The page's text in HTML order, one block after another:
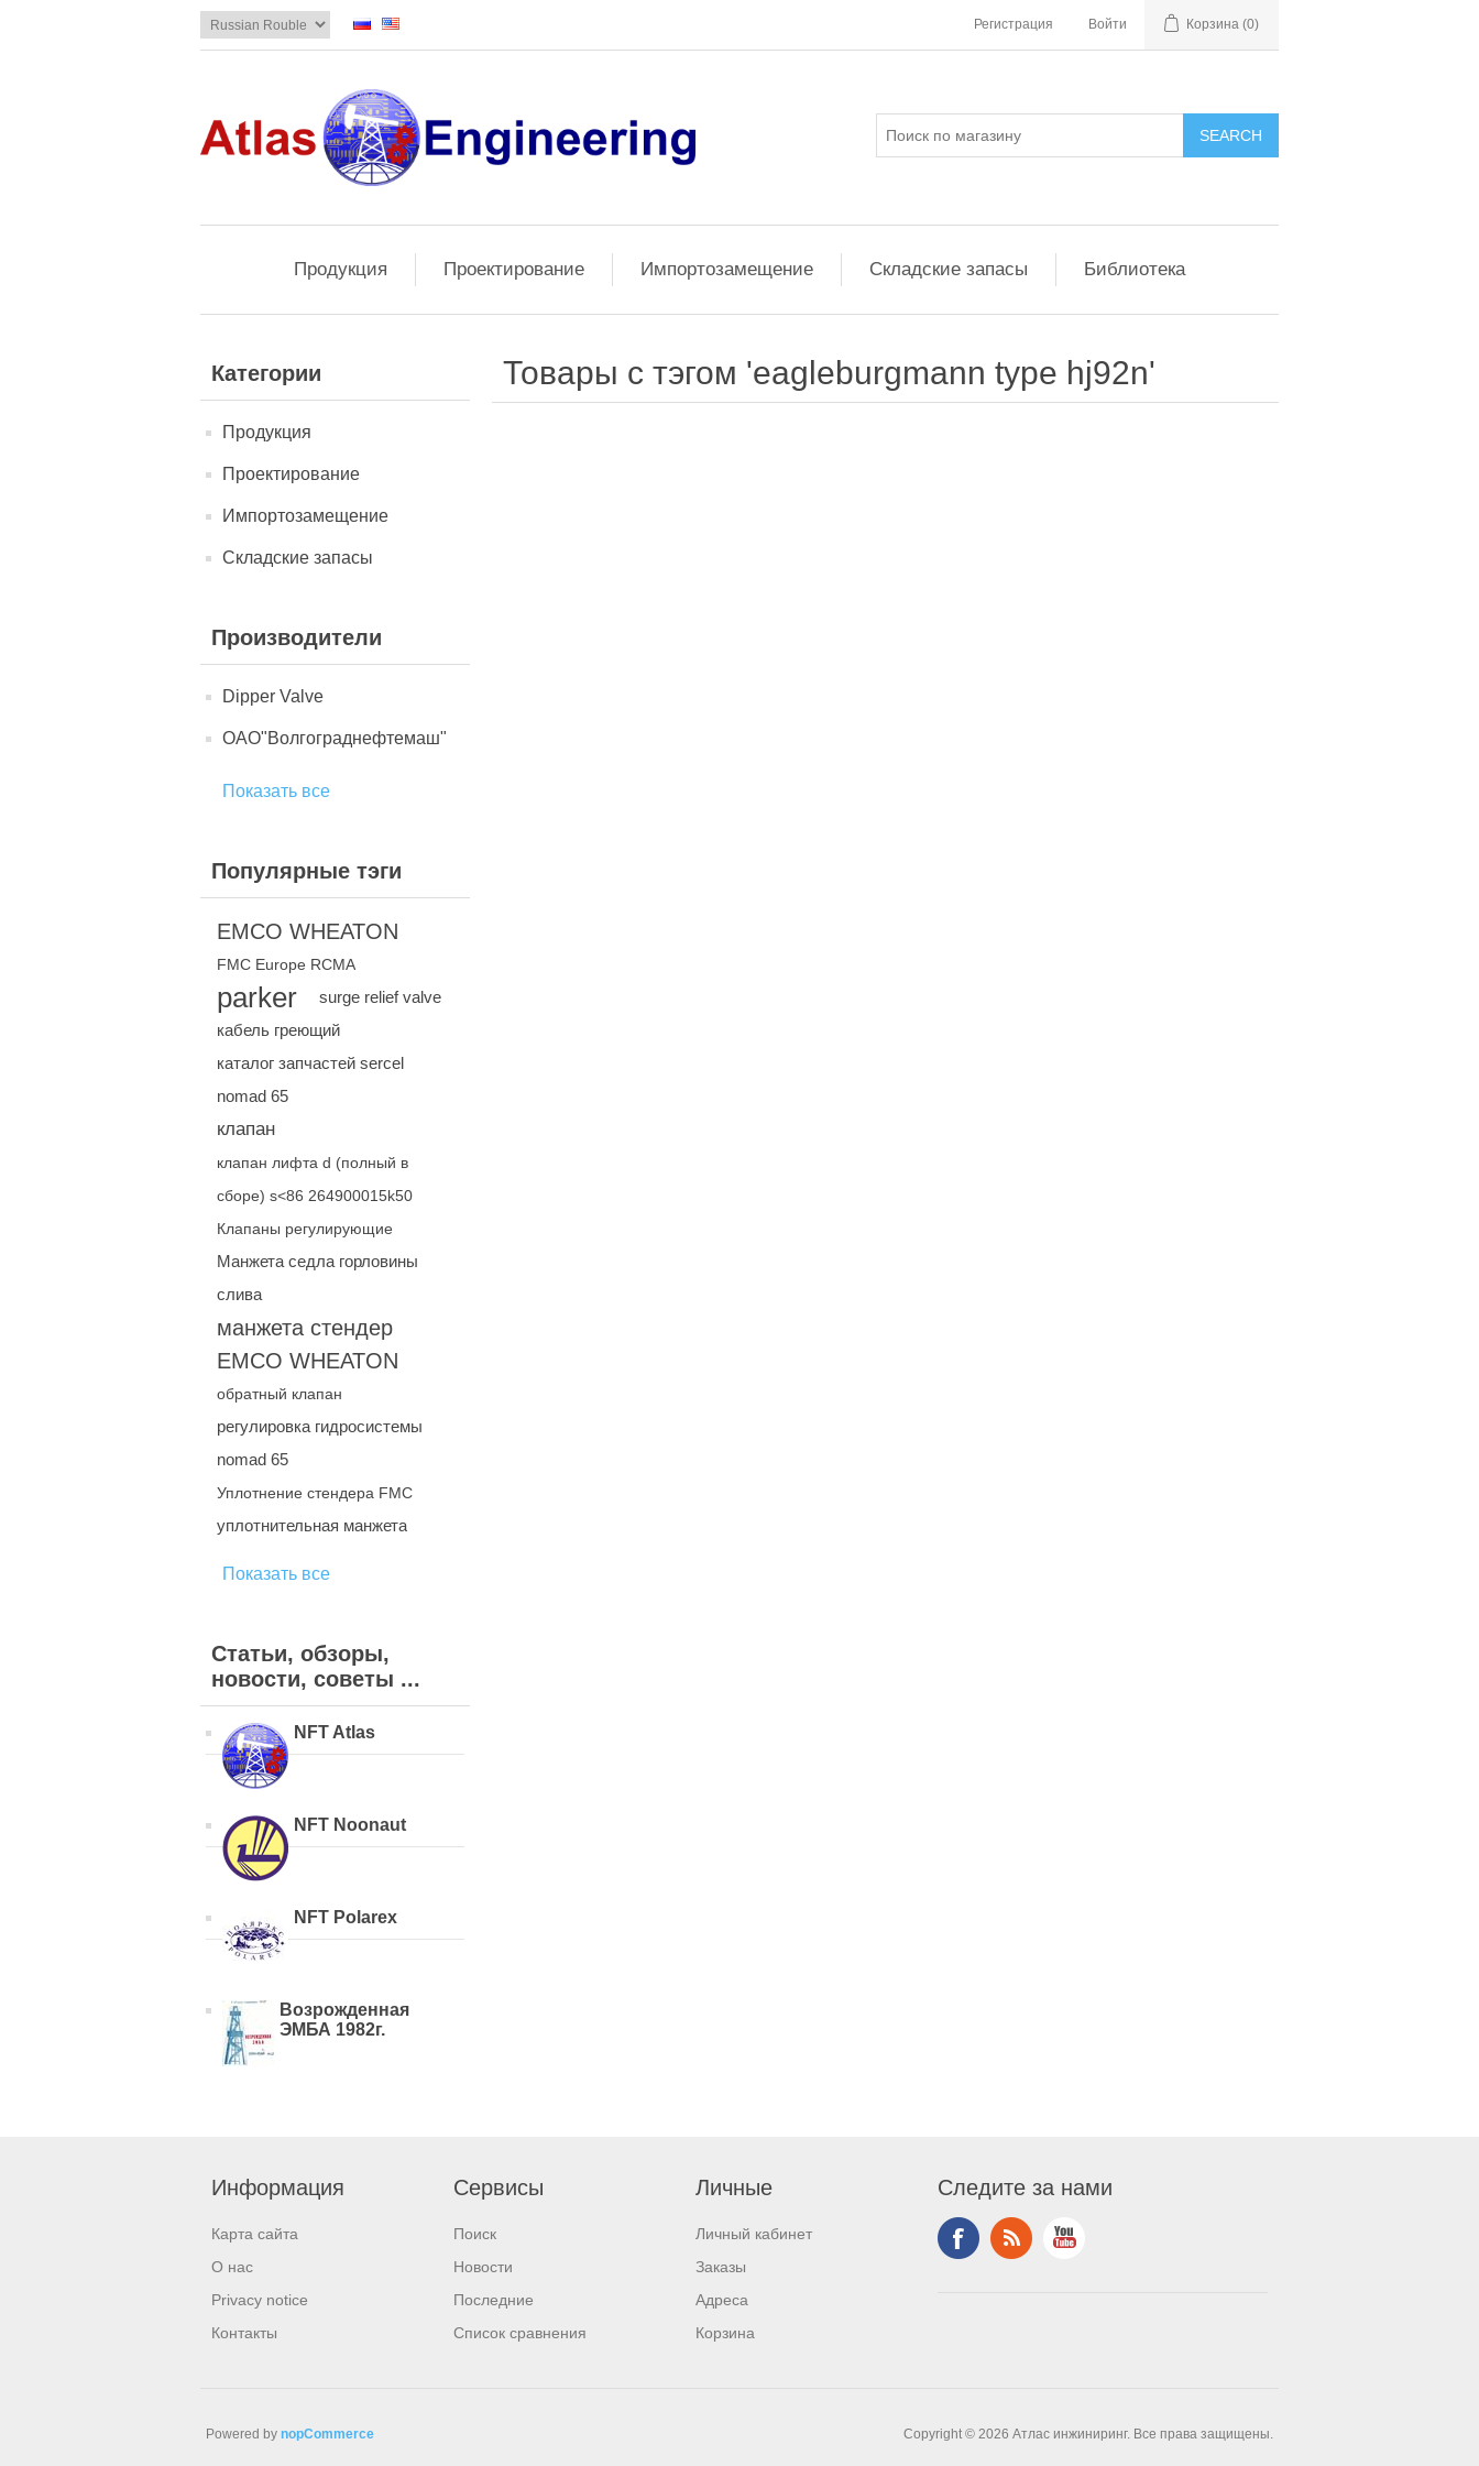
Регистрация Войти Корзина (0)
Продукция Проектирование Импортозамещение Складские запасы Библиотека
Категории
Продукция
Проектирование
Импортозамещение
Складские запасы
Производители
Dipper Valve
ОАО"Волгограднефтемаш"
Показать все
Популярные тэги
EMCO WHEATON
FMC Europe RCMA
parker
surge relief valve
кабель греющий
каталог запчастей sercel
nomad 65
клапан
клапан лифта d (полный в
сборе) s<86 264900015k50
Клапаны регулирующие
Манжета седла горловины
слива
манжета стендер
EMCO WHEATON
обратный клапан
регулировка гидросистемы
nomad 65
Уплотнение стендера FMC
уплотнительная манжета
Показать все
Статьи, обзоры,
новости, советы ...
NFT Atlas
NFT Noonaut
NFT Polarex
Возрожденная
ЭМБА 1982г.
Товары с тэгом 'eagleburgmann type hj92n'
Информация
Карта сайта
О нас
Privacy notice
Контакты
Сервисы
Поиск
Новости
Последние
Список сравнения
Личные
Личный кабинет
Заказы
Адреса
Корзина
Следите за нами
Copyright © 2026 Атлас инжиниринг. Все права защищены.
Powered by nopCommerce